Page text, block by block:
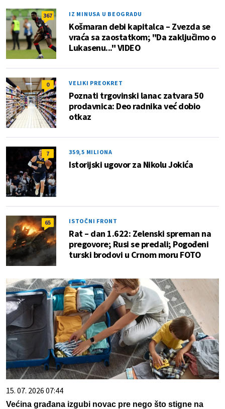
367 IZ MINUSA U BEOGRADU
Košmaran debi kapitalca – Zvezda se
vraća sa zaostatkom; "Da zaključimo o
Lukasenu..." VIDEO
0 VELIKI PREOKRET
Poznati trgovinski lanac zatvara 50
prodavnica: Deo radnika već dobio
otkaz
7 359,5 MILIONA
Istorijski ugovor za Nikolu Jokića
65 ISTOČNI FRONT
Rat – dan 1.622: Zelenski spreman na
pregovore; Rusi se predali; Pogođeni
turski brodovi u Crnom moru FOTO
15. 07. 2026 07:44
Većina građana izgubi novac pre nego što stigne na